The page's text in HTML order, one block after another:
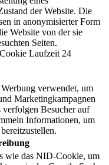
der Website. Die
in anonymisierter Form
Website von der sie
Seiten.
Cookie Laufzeit 24
verwendet, um
Marketingkampagnen
Besucher auf
Informationen, um
wie das NID-Cookie, um